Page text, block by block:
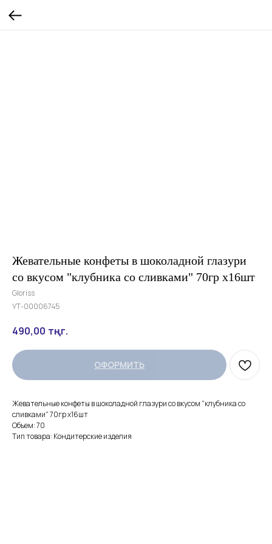
Жевательные конфеты в шоколадной глазури
со вкусом "клубника со сливками" 70гр х16шт
Gloriss
УТ-00006745
490,00 тңг.
ОФОРМИТЬ
Жевательные конфеты в шоколадной глазури со вкусом "клубника со
сливками" 70гр х16шт
Объем: 70
Тип товара: Кондитерские изделия